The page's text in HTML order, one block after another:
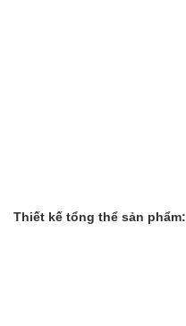
Thiết kế tổng thể sản phẩm: